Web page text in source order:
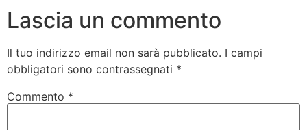
Lascia un commento
Il tuo indirizzo email non sarà pubblicato. I campi
obbligatori sono contrassegnati *
Commento *